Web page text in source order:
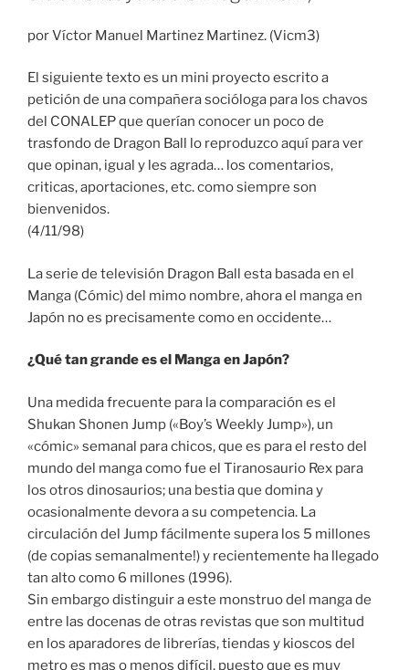
por Víctor Manuel Martinez Martinez. (Vicm3)
El siguiente texto es un mini proyecto escrito a
petición de una compañera socióloga para los chavos
del CONALEP que querían conocer un poco de
trasfondo de Dragon Ball lo reproduzco aquí para ver
que opinan, igual y les agrada… los comentarios,
criticas, aportaciones, etc. como siempre son
bienvenidos.
(4/11/98)
La serie de televisión Dragon Ball esta basada en el
Manga (Cómic) del mimo nombre, ahora el manga en
Japón no es precisamente como en occidente…
¿Qué tan grande es el Manga en Japón?
Una medida frecuente para la comparación es el
Shukan Shonen Jump («Boy’s Weekly Jump»), un
«cómic» semanal para chicos, que es para el resto del
mundo del manga como fue el Tiranosaurio Rex para
los otros dinosaurios; una bestia que domina y
ocasionalmente devora a su competencia. La
circulación del Jump fácilmente supera los 5 millones
(de copias semanalmente!) y recientemente ha llegado
tan alto como 6 millones (1996).
Sin embargo distinguir a este monstruo del manga de
entre las docenas de otras revistas que son multitud
en los aparadores de librerías, tiendas y kioscos del
metro es mas o menos difícil, puesto que es muy